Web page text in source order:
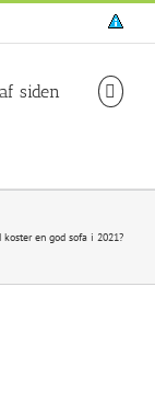
Cookie-
og
siden
koster en god sofa i 2021?